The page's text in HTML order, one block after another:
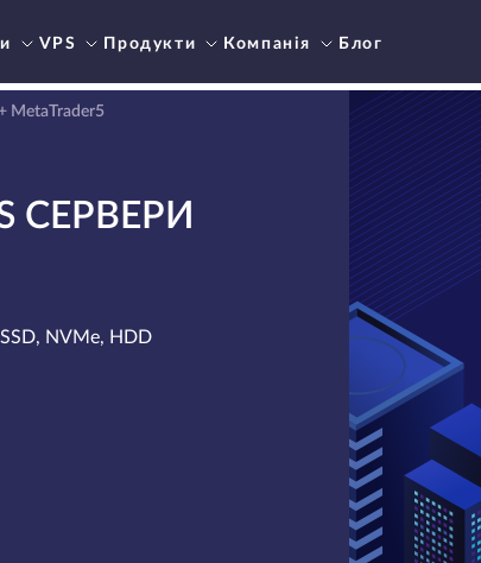
VPS Продукти Компанія Блог
MetaTrader5
СЕРВЕРИ
SSD, NVMe, HDD